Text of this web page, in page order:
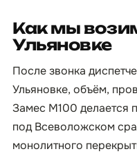
Как мы
Ульяновке
После звонка
Ульяновке, объём,
Замес М100 делается
под Всеволожском
монолитного